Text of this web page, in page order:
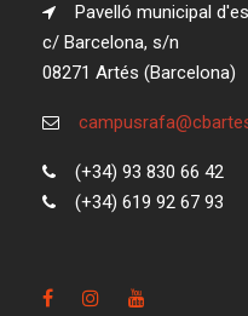
Pavelló municipal
c/ Barcelona, s/n
08271 Artés (Barcelona)
(+34) 93 830 66 42
(+34) 619 92 67 93